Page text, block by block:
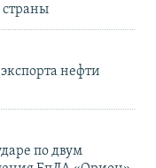
страны
нефти
по двум